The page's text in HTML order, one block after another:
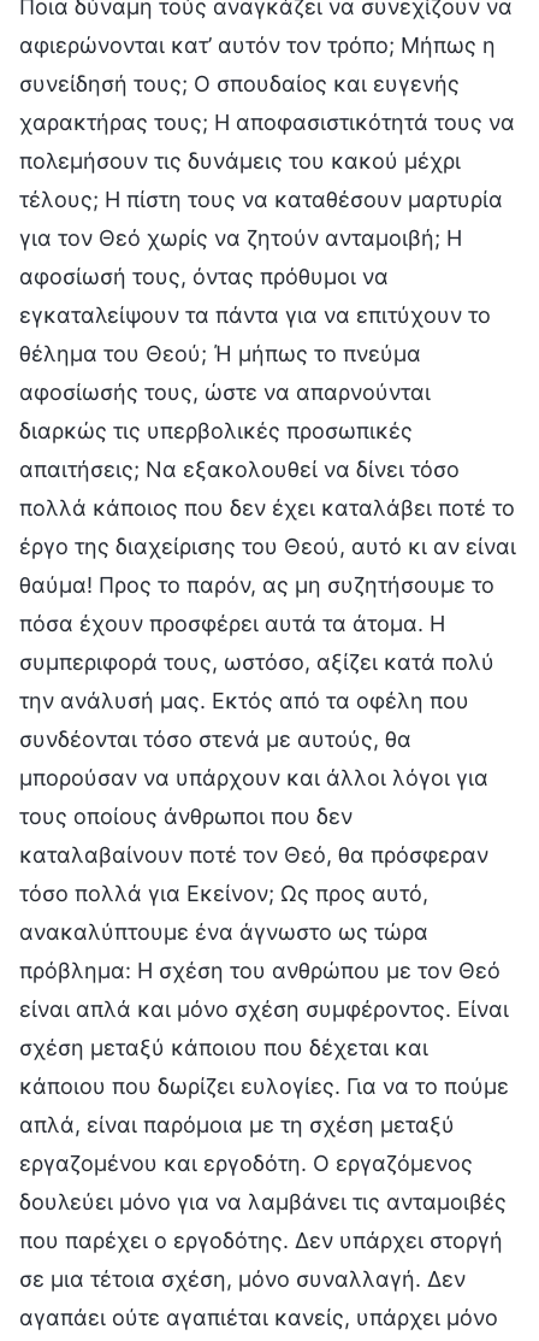
Ποια δύναμη τούς αναγκάζει να συνεχίζουν να
αφιερώνονται κατ’ αυτόν τον τρόπο; Μήπως η
συνείδησή τους; Ο σπουδαίος και ευγενής
χαρακτήρας τους; Η αποφασιστικότητά τους να
πολεμήσουν τις δυνάμεις του κακού μέχρι
τέλους; Η πίστη τους να καταθέσουν μαρτυρία
για τον Θεό χωρίς να ζητούν ανταμοιβή; Η
αφοσίωσή τους, όντας πρόθυμοι να
εγκαταλείψουν τα πάντα για να επιτύχουν το
θέλημα του Θεού; Ή μήπως το πνεύμα
αφοσίωσής τους, ώστε να απαρνούνται
διαρκώς τις υπερβολικές προσωπικές
απαιτήσεις; Να εξακολουθεί να δίνει τόσο
πολλά κάποιος που δεν έχει καταλάβει ποτέ το
έργο της διαχείρισης του Θεού, αυτό κι αν είναι
θαύμα! Προς το παρόν, ας μη συζητήσουμε το
πόσα έχουν προσφέρει αυτά τα άτομα. Η
συμπεριφορά τους, ωστόσο, αξίζει κατά πολύ
την ανάλυσή μας. Εκτός από τα οφέλη που
συνδέονται τόσο στενά με αυτούς, θα
μπορούσαν να υπάρχουν και άλλοι λόγοι για
τους οποίους άνθρωποι που δεν
καταλαβαίνουν ποτέ τον Θεό, θα πρόσφεραν
τόσο πολλά για Εκείνον; Ως προς αυτό,
ανακαλύπτουμε ένα άγνωστο ως τώρα
πρόβλημα: Η σχέση του ανθρώπου με τον Θεό
είναι απλά και μόνο σχέση συμφέροντος. Είναι
σχέση μεταξύ κάποιου που δέχεται και
κάποιου που δωρίζει ευλογίες. Για να το πούμε
απλά, είναι παρόμοια με τη σχέση μεταξύ
εργαζομένου και εργοδότη. Ο εργαζόμενος
δουλεύει μόνο για να λαμβάνει τις ανταμοιβές
που παρέχει ο εργοδότης. Δεν υπάρχει στοργή
σε μια τέτοια σχέση, μόνο συναλλαγή. Δεν
αγαπάει ούτε αγαπιέται κανείς, υπάρχει μόνο